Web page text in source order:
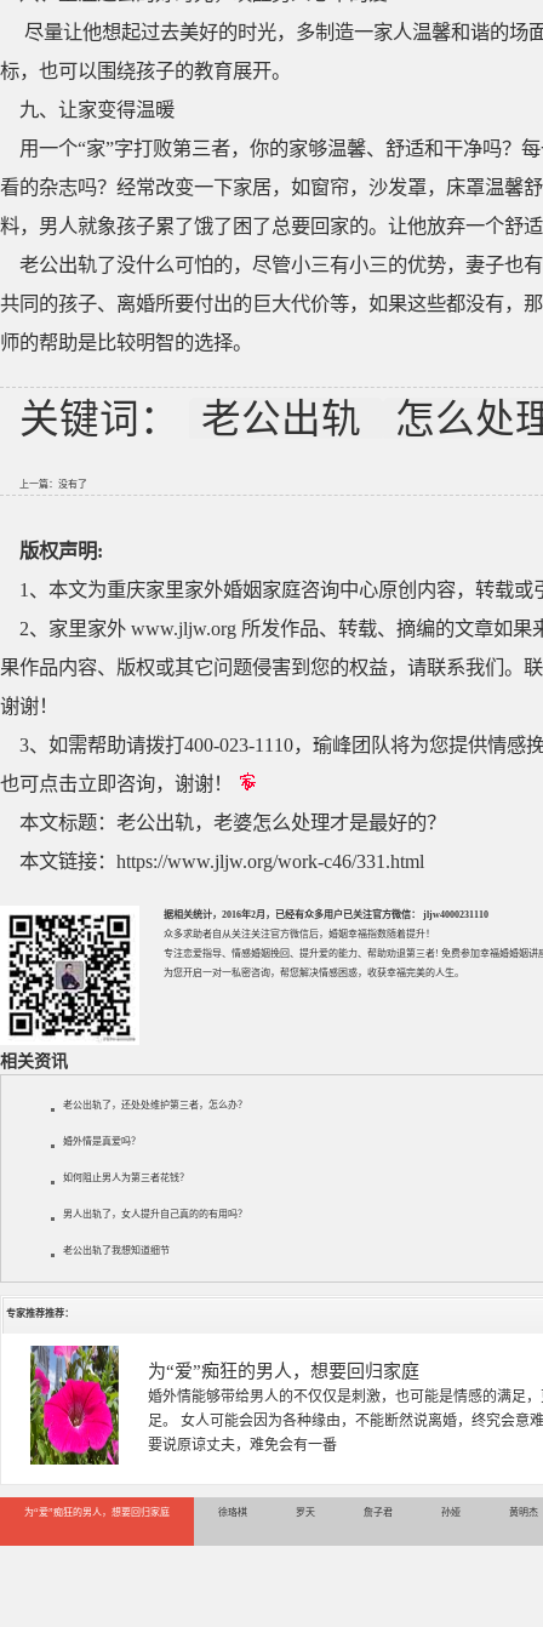
尽量让他想起过去美好的时光，多制造一家人温馨和谐的场
标，也可以围绕孩子的教育展开。
九、让家变得温暖
用一个“家”字打败第三者，你的家够温馨、舒适和干净吗？
看的杂志吗？经常改变一下家居，如窗帘，沙发罩，床罩温馨
料，男人就象孩子累了饿了困了总要回家的。让他放弃一个舒
老公出轨了没什么可怕的，尽管小三有小三的优势，妻子也
共同的孩子、离婚所要付出的巨大代价等，如果这些都没有，
师的帮助是比较明智的选择。
关键词： 老公出轨 怎么处
上一篇：没有了
版权声明:
1、本文为重庆家里家外婚姻家庭咨询中心原创内容，转载
2、家里家外 www.jljw.org 所发作品、转载、摘编的文章如
果作品内容、版权或其它问题侵害到您的权益，请联系我们。
谢谢！
3、如需帮助请拨打400-023-1110，瑜峰团队将为您提供情
也可点击立即咨询，谢谢！
本文标题： 老公出轨，老婆怎么处理才是最好的？
本文链接： https://www.jljw.org/work-c46/331.html
据相关统计，2016年2月，已经有众多用户已关注官方微信： jljw4000231110
众多求助者自从关注关注官方微信后，婚姻幸福指数随着提升！
专注恋爱指导、 情感婚姻挽回 、提升爱的能力、帮助劝退第三者! 免费参加幸福婚婚姻讲
为您开启一对一私密咨询，帮您解决情感困惑，收获幸福完美的人生。
相关资讯
老公出轨了，还处处维护第三者，怎么办？
婚外情是真爱吗？
如何阻止男人为第三者花钱？
男人出轨了，女人提升自己真的的有用吗？
老公出轨了我想知道细节
专家推荐推荐：
徐珞棋
徐珞棋，婚姻家庭咨询师，毕业于重庆师范大学心理学专业
多年，对婚姻情感分析、恋爱择偶、夫妻关系，情感挽回、
千小时，积累了丰富的咨
为“爱”痴狂的男人，想要回归家庭 徐珞棋 罗天 詹子君 孙娅 黄明杰